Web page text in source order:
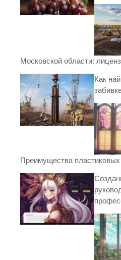
Московской области:
Как
Преимущества пластиковых